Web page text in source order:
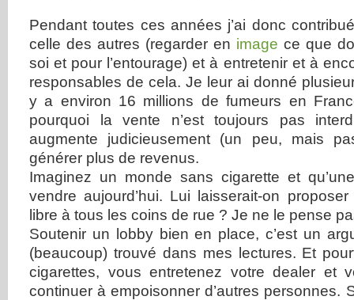
Pendant toutes ces années j’ai donc
celle des autres (regarder en image ce que
soi et pour l’entourage) et à entretenir et à
responsables de cela. Je leur ai donné
y a environ 16 millions de fumeurs en
pourquoi la vente n’est toujours pas
augmente judicieusement (un peu, mais
générer plus de revenus.
Imaginez un monde sans cigarette et
vendre aujourd’hui. Lui laisserait-on
libre à tous les coins de rue ? Je ne le pense
Soutenir un lobby bien en place, c’est un
(beaucoup) trouvé dans mes lectures. Et
cigarettes, vous entretenez votre dealer et
continuer à empoisonner d’autres personnes.